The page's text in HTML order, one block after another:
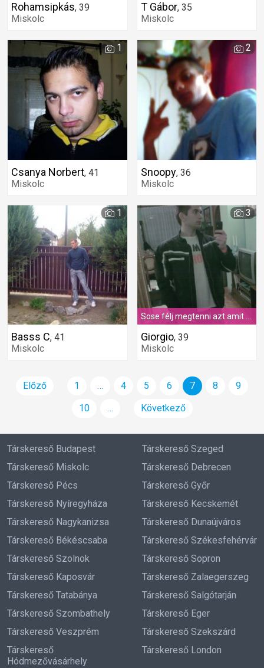
Rohamsipkás, 39
Miskolc
T Gábor, 35
Miskolc
Csanya Norbert, 41
Miskolc
1
Snoopy, 36
Miskolc
2
Basss C, 41
Miskolc
1
Giorgio, 39
Miskolc
3
Előző 1 … 4 5 6 7 8
9
10
… Következő
Társkereső Budapest
Társkereső Szeged
Társkereső Miskolc
Társkereső Debrecen
Társkereső Pécs
Társkereső Győr
Társkereső Nyíregyháza
Társkereső Kecskemét
Társkereső Nagykanizsa
Társkereső Dunaújváros
Társkereső Békéscsaba
Társkereső Székesfehérvár
Társkereső Szolnok
Társkereső Sopron
Társkereső Kaposvár
Társkereső Zalaegerszeg
Társkereső Tatabánya
Társkereső Salgótarján
Társkereső Szombathely
Társkereső Eger
Társkereső Veszprém
Társkereső Szekszárd
Társkereső
Hódmezővásárhely
Társkereső London